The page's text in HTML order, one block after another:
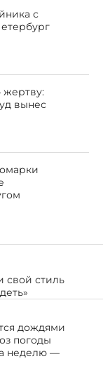
с
жертву:
вынес
стиль
дождями
погоды
неделю —